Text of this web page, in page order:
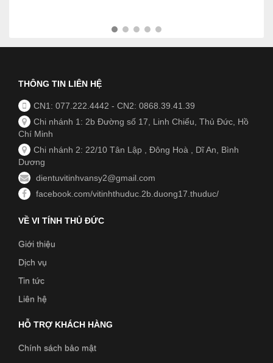
THÔNG TIN LIÊN HỆ
CN1: 077.222.4442 - CN2: 0868.39.41.39
Chi nhánh 1: 2b Đường số 17, Linh Chiểu, Thủ Đức, Hồ
Chí Minh
Chi nhánh 2: 22/10 Tân Lập , Đông Hoà , Dĩ An, Bình
Dương
dientuvitinhvansy2@gmail.com
facebook.com/vitinhthuduc.2b.duong17.thuduc/
VỀ VI TÍNH THỦ ĐỨC
Giới thiệu
Dịch vụ
Tin tức
Liên hệ
HỖ TRỢ KHÁCH HÀNG
Chính sách bảo mật